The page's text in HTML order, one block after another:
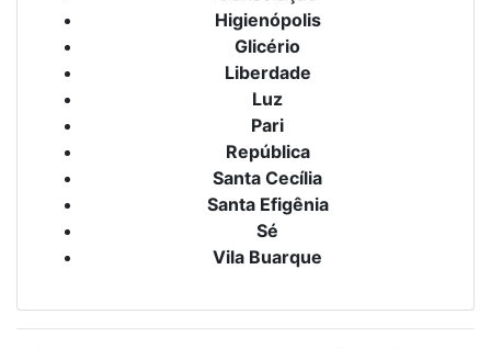
Higienópolis
Glicério
Liberdade
Luz
Pari
República
Santa Cecília
Santa Efigênia
Sé
Vila Buarque